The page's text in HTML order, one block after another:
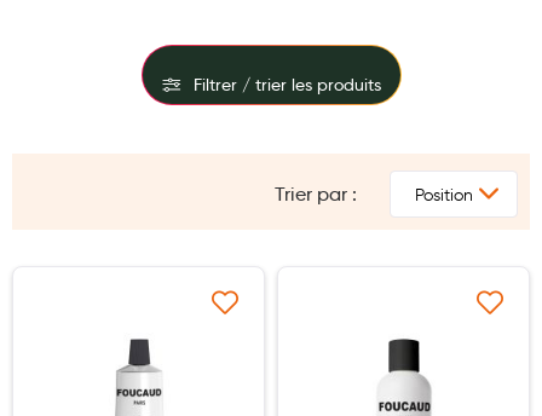
Parfums et bougies d'ambiance
Laits infantiles
Trier par :
Ajouter à ma liste d’envie Ajouter à ma liste
Filtrer / trier les produits